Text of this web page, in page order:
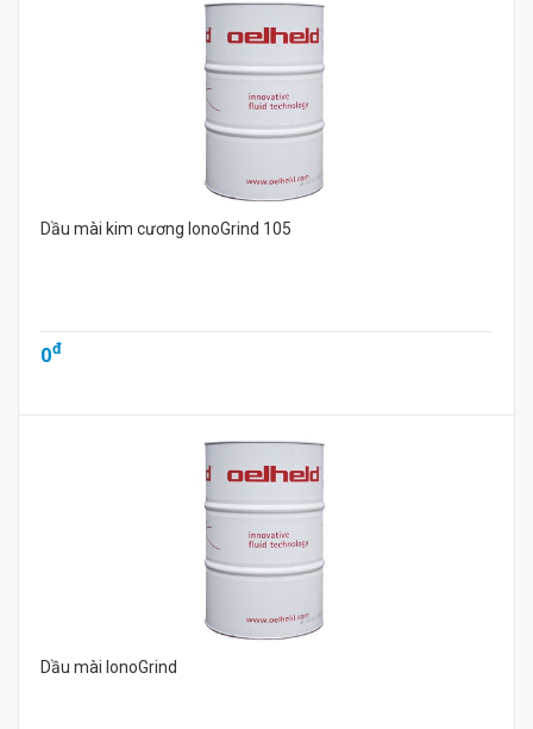
Dầu mài kim cương IonoGrind 105
0đ
Dầu mài IonoGrind